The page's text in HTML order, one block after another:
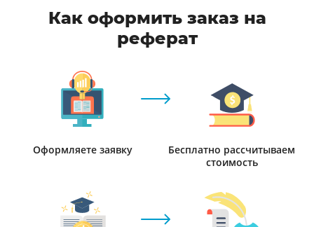
Как оформить заказ на
реферат
Оформляете заявку
Бесплатно рассчитываем
стоимость